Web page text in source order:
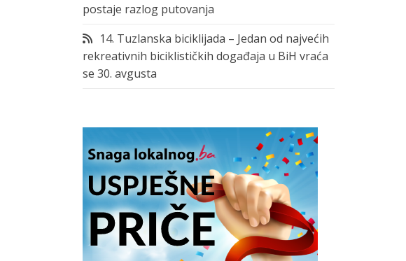
postaje razlog putovanja
14. Tuzlanska biciklijada – Jedan od najvećih
rekreativnih biciklističkih događaja u BiH vraća
se 30. avgusta